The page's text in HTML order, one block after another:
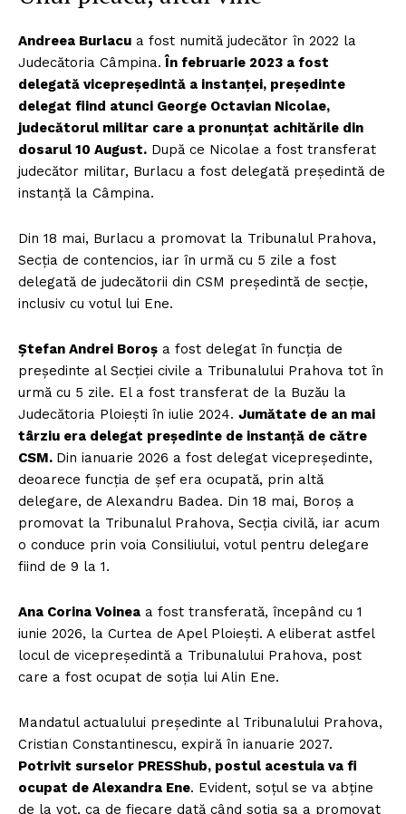
Andreea Burlacu a fost numită judecător în 2022 la
Judecătoria Câmpina. În februarie 2023 a fost
delegată vicepreședintă a instanței, președinte
delegat fiind atunci George Octavian Nicolae,
judecătorul militar care a pronunțat achitările din
dosarul 10 August. După ce Nicolae a fost transferat
judecător militar, Burlacu a fost delegată președintă de
instanță la Câmpina.
Din 18 mai, Burlacu a promovat la Tribunalul Prahova,
Secția de contencios, iar în urmă cu 5 zile a fost
delegată de judecătorii din CSM președintă de secție,
inclusiv cu votul lui Ene.
Ștefan Andrei Boroș a fost delegat în funcția de
președinte al Secției civile a Tribunalului Prahova tot în
urmă cu 5 zile. El a fost transferat de la Buzău la
Judecătoria Ploiești în iulie 2024. Jumătate de an mai
târziu era delegat președinte de instanță de către
CSM. Din ianuarie 2026 a fost delegat vicepreședinte,
deoarece funcția de șef era ocupată, prin altă
delegare, de Alexandru Badea. Din 18 mai, Boroș a
promovat la Tribunalul Prahova, Secția civilă, iar acum
o conduce prin voia Consiliului, votul pentru delegare
fiind de 9 la 1.
Ana Corina Voinea a fost transferată, începând cu 1
iunie 2026, la Curtea de Apel Ploiești. A eliberat astfel
locul de vicepreședintă a Tribunalului Prahova, post
care a fost ocupat de soția lui Alin Ene.
Mandatul actualului președinte al Tribunalului Prahova,
Cristian Constantinescu, expiră în ianuarie 2027.
Potrivit surselor PRESShub, postul acestuia va fi
ocupat de Alexandra Ene. Evident, soțul se va abține
de la vot, ca de fiecare dată când soția sa a promovat